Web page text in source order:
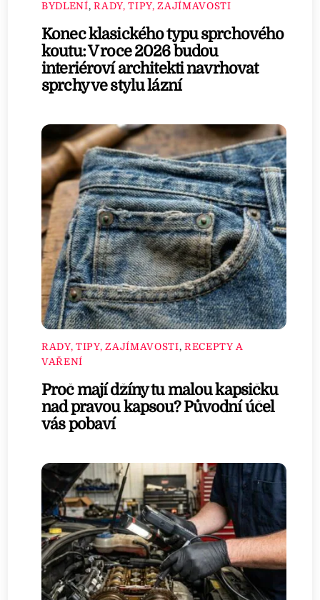
BYDLENÍ,RADY, TIPY, ZAJÍMAVOSTI
Konec klasického typu sprchového
koutu: V roce 2026 budou
interiéroví architekti navrhovat
sprchy ve stylu lázní
RADY, TIPY, ZAJÍMAVOSTI, RECEPTY A
VAŘENÍ
Proč mají džíny tu malou kapsičku
nad pravou kapsou? Původní účel
vás pobaví